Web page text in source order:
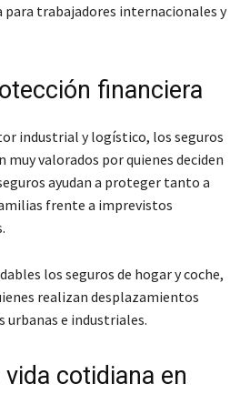
para trabajadores internacionales y
financiera
industrial y logístico, los seguros
muy valorados por quienes deciden
ayudan a proteger tanto a
frente a imprevistos
los seguros de hogar y coche,
realizan desplazamientos
urbanas e industriales.
cotidiana en